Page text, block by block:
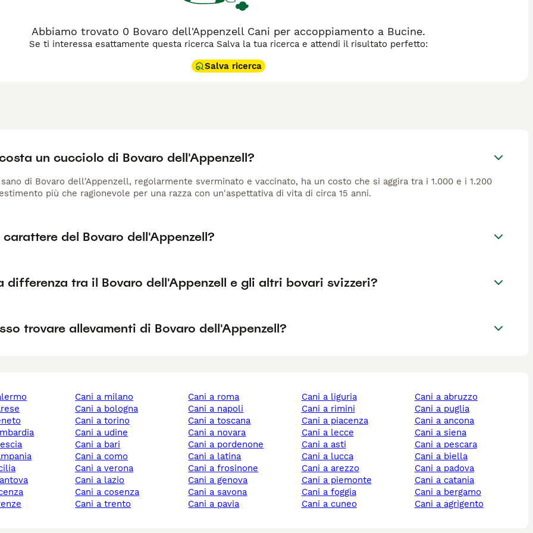
Abbiamo trovato 0 Bovaro dell'Appenzell Cani per accoppiamento a Bucine.
Se ti interessa esattamente questa ricerca Salva la tua ricerca e attendi il risultato perfetto:
Salva ricerca
un cucciolo di Bovaro dell'Appenzell?
di Bovaro dell'Appenzell, regolarmente sverminato e vaccinato, ha un costo che si aggira tra i 1.000 e i 1.200
più che ragionevole per una razza con un'aspettativa di vita di circa 15 anni.
del Bovaro dell'Appenzell?
differenza tra il Bovaro dell'Appenzell e gli altri bovari svizzeri?
trovare allevamenti di Bovaro dell'Appenzell?
cani a milano
cani a bologna
cani a torino
cani a udine
cani a bari
cani a como
cani a verona
cani a lazio
cani a cosenza
cani a trento
cani a roma
cani a napoli
cani a toscana
cani a novara
cani a pordenone
cani a latina
cani a frosinone
cani a genova
cani a savona
cani a pavia
cani a liguria
cani a rimini
cani a piacenza
cani a lecce
cani a asti
cani a lucca
cani a arezzo
cani a piemonte
cani a foggia
cani a cuneo
cani a abruzzo
cani a puglia
cani a ancona
cani a siena
cani a pescara
cani a biella
cani a padova
cani a catania
cani a bergamo
cani a agrigento